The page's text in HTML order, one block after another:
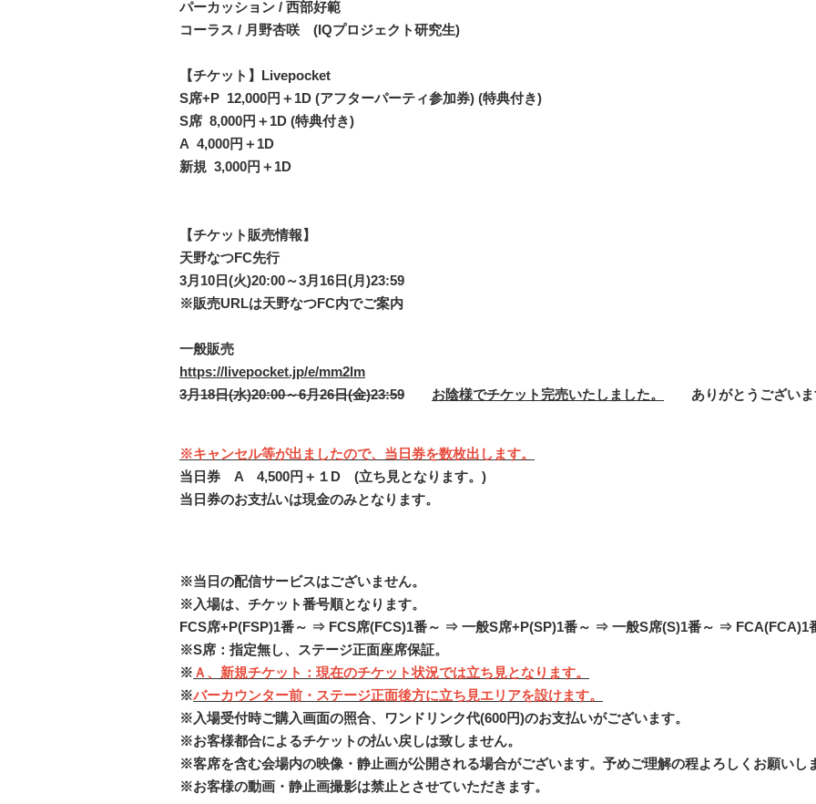
パーカッション / 西部好範
コーラス / 月野杏咲 (IQプロジェクト研究生)
【チケット】Livepocket
S席+P 12,000円＋1D (アフターパーティ参加券) (特典付き)
S席 8,000円＋1D (特典付き)
A 4,000円＋1D
新規 3,000円＋1D
【チケット販売情報】
天野なつFC先行
3月10日(火)20:00～3月16日(月)23:59
※販売URLは天野なつFC内でご案内
一般販売
https://livepocket.jp/e/mm2lm
3月18日(水)20:00～6月26日(金)23:59
お陰様でチケット完売いたしました。 ありがとうございま
※キャンセル等が出ましたので、当日券を数枚出します。
当日券 A 4,500円＋１D (立ち見となります。)
当日券のお支払いは現金のみとなります。
※当日の配信サービスはございません。
※入場は、チケット番号順となります。
FCS席+P(FSP)1番～ ⇒ FCS席(FCS)1番～ ⇒ 一般S席+P(SP)1番～ ⇒ 一般S席(S)1番～ ⇒
※S席：指定無し、ステージ正面座席保証。
※ Ａ、新規チケット：現在のチケット状況では立ち見となります。
※バーカウンター前・ステージ正面後方に立ち見エリアを設けます。
※入場受付時ご購入画面の照合、ワンドリンク代(600円)のお支払いがございます。
※お客様都合によるチケットの払い戻しは致しません。
※客席を含む会場内の映像・静止画が公開される場合がございます。予めご理解の程よろしくお願いし
※お客様の動画・静止画撮影は禁止とさせていただきます。